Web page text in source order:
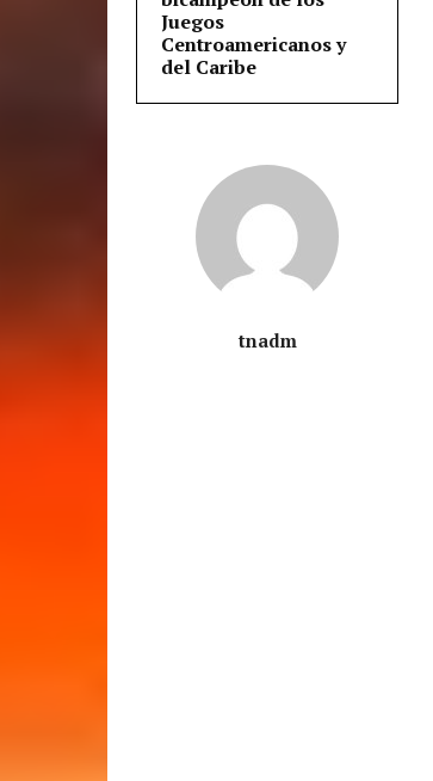
Juegos
Centroamericanos y
del Caribe
tnadm